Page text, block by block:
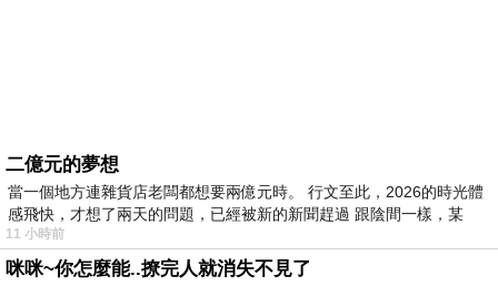
二億元的夢想
當一個地方連雜貨店老闆都想要兩億元時。 行文至此，2026的時光體
感飛快，才想了兩天的問題，已經被新的新聞趕過 跟陰間一樣，某
11 小時前
咪咪~你怎麼能..撩完人就消失不見了